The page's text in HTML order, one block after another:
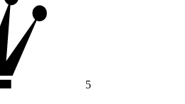
5